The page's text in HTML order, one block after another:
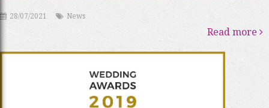
28/07/2021 News
Read more